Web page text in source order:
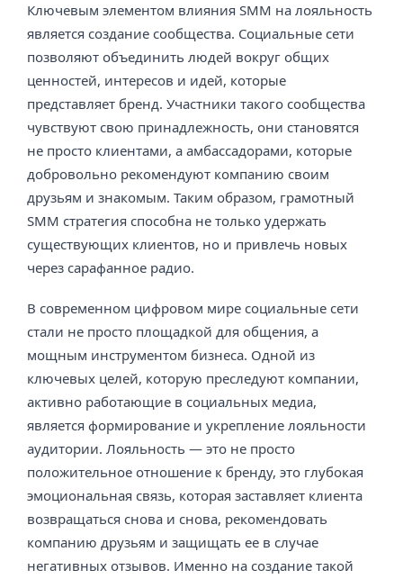
Ключевым элементом влияния SMM на лояльность
является создание сообщества. Социальные сети
позволяют объединить людей вокруг общих
ценностей, интересов и идей, которые
представляет бренд. Участники такого сообщества
чувствуют свою принадлежность, они становятся
не просто клиентами, а амбассадорами, которые
добровольно рекомендуют компанию своим
друзьям и знакомым. Таким образом, грамотный
SMM стратегия способна не только удержать
существующих клиентов, но и привлечь новых
через сарафанное радио.
В современном цифровом мире социальные сети
стали не просто площадкой для общения, а
мощным инструментом бизнеса. Одной из
ключевых целей, которую преследуют компании,
активно работающие в социальных медиа,
является формирование и укрепление лояльности
аудитории. Лояльность — это не просто
положительное отношение к бренду, это глубокая
эмоциональная связь, которая заставляет клиента
возвращаться снова и снова, рекомендовать
компанию друзьям и защищать ее в случае
негативных отзывов. Именно на создание такой